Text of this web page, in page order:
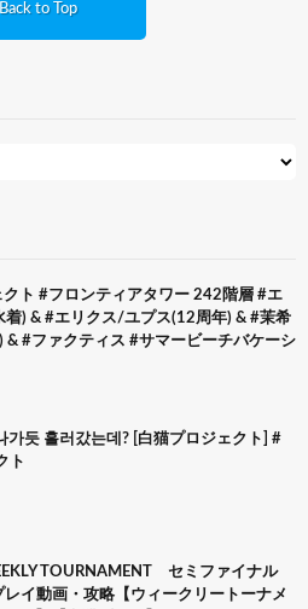
Back to Top
ト #フロンティアタワー 242階層 #エ
着) & #エリクス/ユプス(12周年) & #茉希
& #ファクティス #サマービーチバケーシ
가듯 흘러갔는데? [白猫プロジェクト] #
ト
TOURNAMENT セミファイナル
イ動画・攻略【ウィークリートーナメ